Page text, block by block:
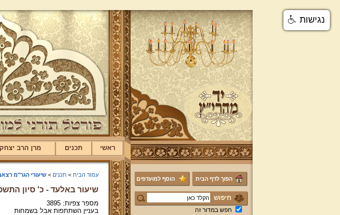
ראשי תכנים מרן הרב
הפוך לדף הבית הוסף למועדפים
חיפוש
חפש במדור זה
עמוד הבית > תכנים >שיעורי הגר"מ
שיעור באלעד - כ' סיון
מספר צפיות: 3895
בעניין השתתפות אבל בשמחות
נגישות